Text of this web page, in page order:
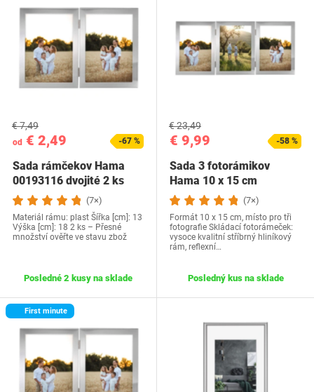
od € 2,49
€ 7,49
-67 %
Sada rámčekov Hama
00193116 dvojité 2 ks
(7×)
Materiál rámu: plast Šířka [cm]: 13
Výška [cm]: 18 2 ks – Přesné
množství ověřte ve stavu zbož
Posledné 2 kusy na sklade
€ 9,99
€ 23,49
-58 %
Sada 3 fotorámikov
Hama 10 x 15 cm
(7×)
Formát 10 x 15 cm, místo pro tři
fotografie Skládací fotorámeček:
vysoce kvalitní stříbrný hliníkový
rám, reflexní…
Posledný kus na sklade
First minute